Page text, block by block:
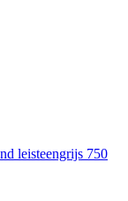
leisteengrijs 750